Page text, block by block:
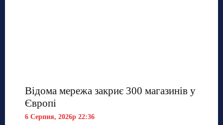
Відома мережа закриє 300 магазинів у
Європі
6 Серпня, 2026р 22:36